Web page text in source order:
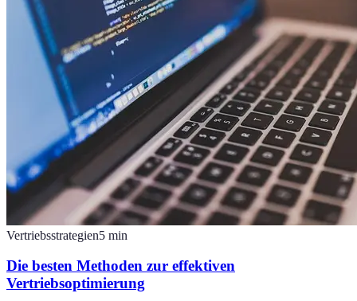
Vertriebsstrategien5 min
Die besten Methoden zur effektiven
Vertriebsoptimierung